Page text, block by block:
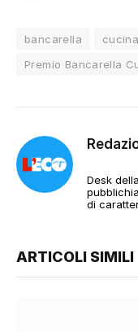
bancarella cucina
Premio Bancarella
Desk
di
ARTICOLI SIMILI